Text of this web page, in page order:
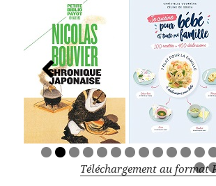
0 2
9
Téléchargement au format